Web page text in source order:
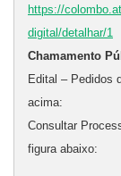
https://
digital/detalhar/1
Chamamento
Edital – Pedidos
acima:
Consultar
figura abaixo: